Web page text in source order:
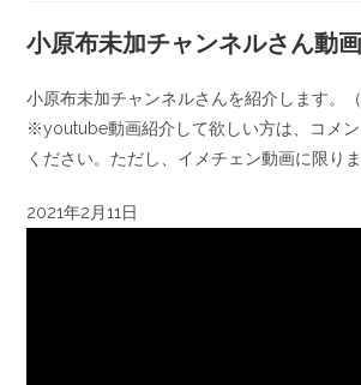
小原布未加チャンネルさん動
小原布未加チャンネルさんを紹介します。
※youtube動画紹介して欲しい方は、コメン
ください。ただし、イメチェン動画に限りま
2021年2月11日